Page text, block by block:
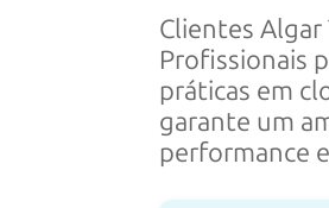
Clientes Algar
Profissionais
práticas em
garante um
performance